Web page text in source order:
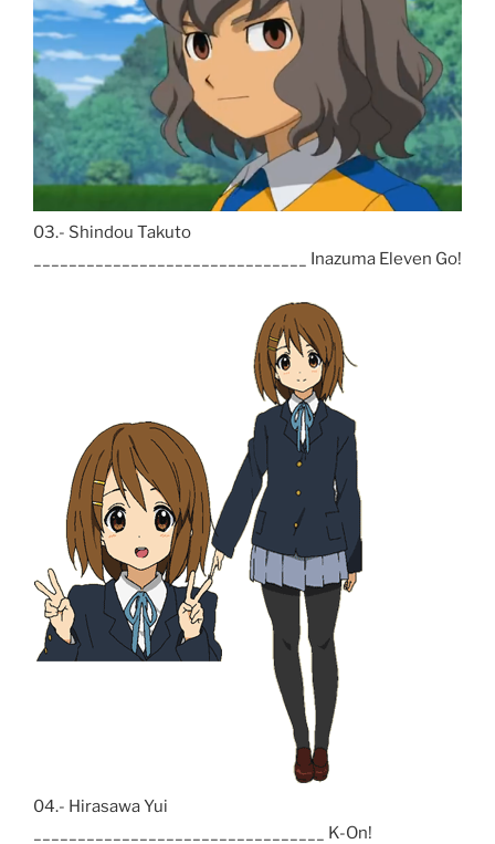
03.- Shindou Takuto
_______________________________ Inazuma Eleven Go!
04.- Hirasawa Yui
_________________________________ K-On!